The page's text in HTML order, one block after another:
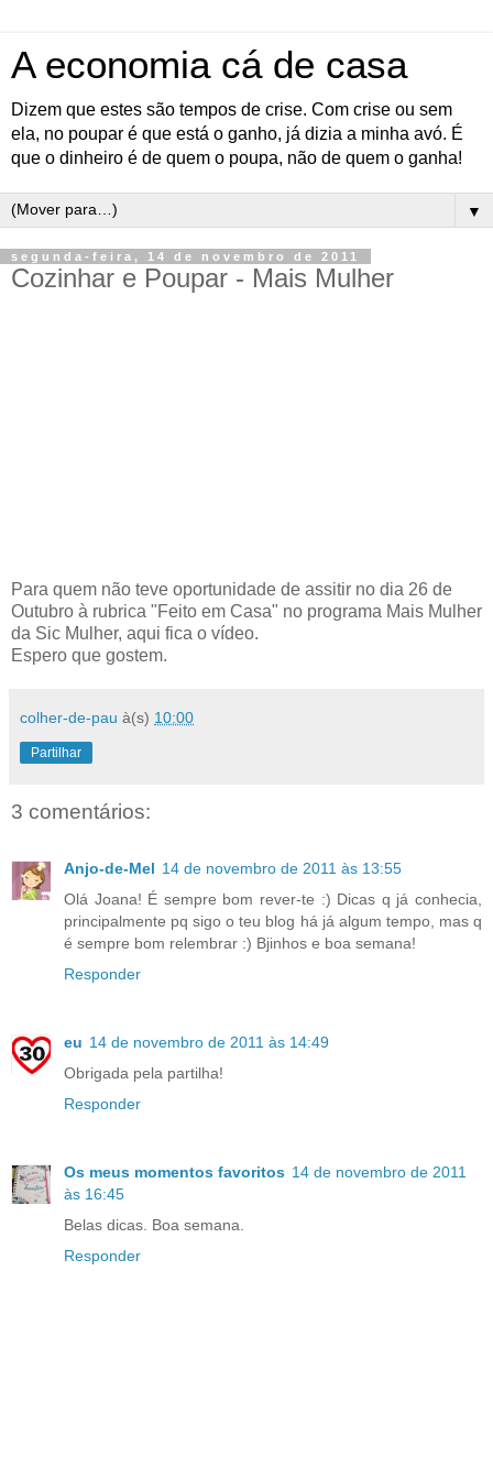
A economia cá de casa
Dizem que estes são tempos de crise. Com crise ou sem
ela, no poupar é que está o ganho, já dizia a minha avó. É
que o dinheiro é de quem o poupa, não de quem o ganha!
▼
segunda-feira, 14 de novembro de 2011
Cozinhar e Poupar - Mais Mulher
Para quem não teve oportunidade de assitir no dia 26 de
Outubro à rubrica "Feito em Casa" no programa Mais Mulher
da Sic Mulher, aqui fica o vídeo.
Espero que gostem.
colher-de-pau à(s) 10:00
Partilhar
3 comentários:
Anjo-de-Mel 14 de novembro de 2011 às 13:55
Olá Joana! É sempre bom rever-te :) Dicas q já conhecia,
principalmente pq sigo o teu blog há já algum tempo, mas q
é sempre bom relembrar :) Bjinhos e boa semana!
Responder
eu 14 de novembro de 2011 às 14:49
Obrigada pela partilha!
Responder
Os meus momentos favoritos 14 de novembro de 2011
às 16:45
Belas dicas. Boa semana.
Responder